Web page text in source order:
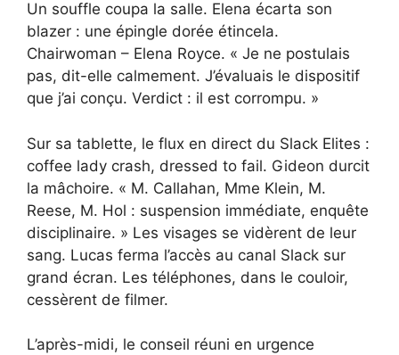
Un souffle coupa la salle. Elena écarta son
blazer : une épingle dorée étincela.
Chairwoman – Elena Royce. « Je ne postulais
pas, dit-elle calmement. J’évaluais le dispositif
que j’ai conçu. Verdict : il est corrompu. »
Sur sa tablette, le flux en direct du Slack Elites :
coffee lady crash, dressed to fail. Gideon durcit
la mâchoire. « M. Callahan, Mme Klein, M.
Reese, M. Hol : suspension immédiate, enquête
disciplinaire. » Les visages se vidèrent de leur
sang. Lucas ferma l’accès au canal Slack sur
grand écran. Les téléphones, dans le couloir,
cessèrent de filmer.
L’après-midi, le conseil réuni en urgence